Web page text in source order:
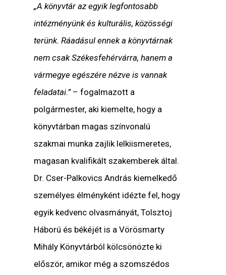
„A könyvtár az egyik legfontosabb
intézményünk és kulturális, közösségi
terünk. Ráadásul ennek a könyvtárnak
nem csak Székesfehérvárra, hanem a
vármegye egészére nézve is vannak
feladatai.” – fogalmazott a
polgármester, aki kiemelte, hogy a
könyvtárban magas színvonalú
szakmai munka zajlik lelkiismeretes,
magasan kvalifikált szakemberek által.
Dr. Cser-Palkovics András kiemelkedő
személyes élményként idézte fel, hogy
egyik kedvenc olvasmányát, Tolsztoj
Háború és békéjét is a Vörösmarty
Mihály Könyvtárból kölcsönözte ki
először, amikor még a szomszédos